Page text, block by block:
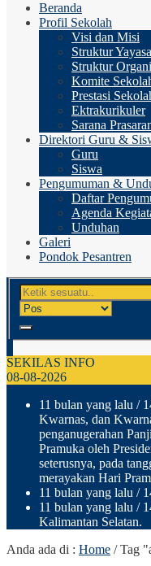
Beranda
Profil Sekolah
Visi dan Misi
Struktur
Struktur
Komite
Prestasi
Ektrakurikuler
Sarana
Direktori Guru &
Guru
Siswa
Pengumuman &
Daftar
Agenda
Unduhan
Galeri
Pondok Pesantren
SEKILAS INFO
08-08-2026
11 bulan yang lalu /
Kwarnas, dan
penganugerahan
Pramuka oleh
seterusnya, pada
merayakan Hari
11 bulan yang lalu /
11 bulan yang lalu /
Kalimantan Selatan.
Anda ada di : Home /Tag